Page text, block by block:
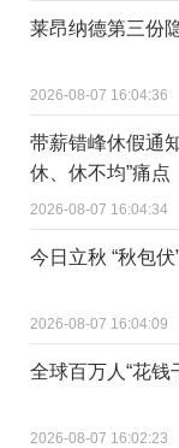
莱昂纳德第三份
2026-08-07 16:04:36
带薪错峰休假通
休、休不均”痛点
2026-08-07 16:04:34
今日立秋 “秋包
2026-08-07 16:04:09
全球百万人“花钱
2026-08-07 16:02:23